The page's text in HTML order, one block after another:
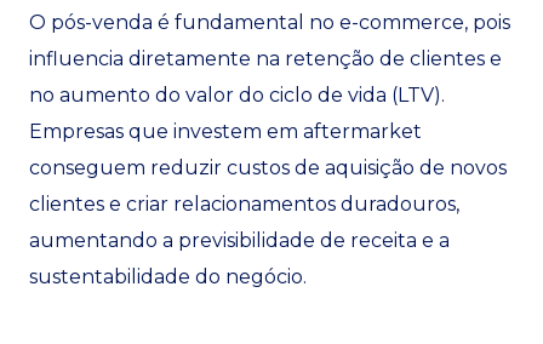
O pós-venda é fundamental no e-commerce, pois
influencia diretamente na retenção de clientes e
no aumento do valor do ciclo de vida (LTV).
Empresas que investem em aftermarket
conseguem reduzir custos de aquisição de novos
clientes e criar relacionamentos duradouros,
aumentando a previsibilidade de receita e a
sustentabilidade do negócio.